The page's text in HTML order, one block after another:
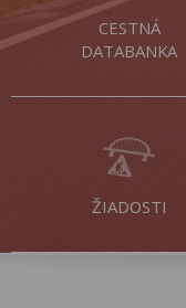
CESTNÁ
DATABANKA
ŽIADOSTI